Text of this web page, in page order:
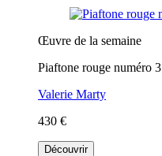
Œuvre de la semaine
Piaftone rouge numéro 3
Valerie Marty
430 €
Découvrir